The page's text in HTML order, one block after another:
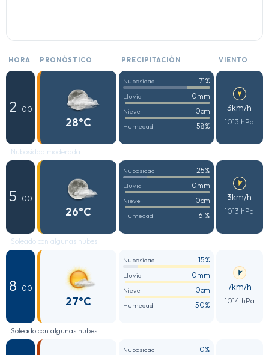
HORA PRONÓSTICO PRECIPITACIÓN VIENTO
2 : 00
28°C
Nubosidad 71%
Lluvia 0mm
Nieve 0cm
Humedad 58%
3km/h
1013 hPa
Nubosidad moderada
5 : 00
26°C
Nubosidad 25%
Lluvia 0mm
Nieve 0cm
Humedad 61%
3km/h
1013 hPa
Soleado con algunas nubes
8 : 00
27°C
Nubosidad 15%
Lluvia 0mm
Nieve 0cm
Humedad 50%
7km/h
1014 hPa
Soleado con algunas nubes
Nubosidad 0%